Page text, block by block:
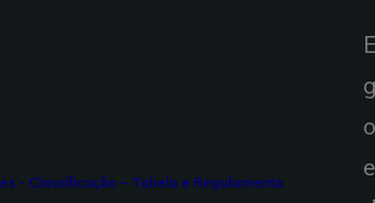
- Classificação – Tabela e Regulamento